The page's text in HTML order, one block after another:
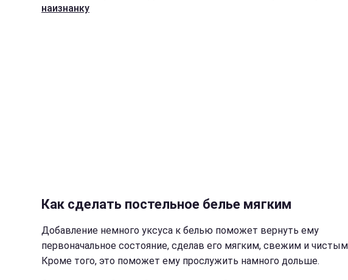
наизнанку
Как сделать постельное белье мягким
Добавление немного уксуса к белью поможет вернуть ему
первоначальное состояние, сделав его мягким, свежим и
Кроме того, это поможет ему прослужить намного дольше.